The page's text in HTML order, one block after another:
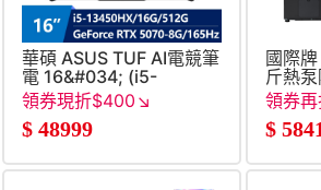
華碩 ASUS TUF AI電競筆
電 16&#034; (i5-
RTX 5070-
8G&#47;W11)
領券現折$400↘
$ 48999
國際
斤熱
領券
$